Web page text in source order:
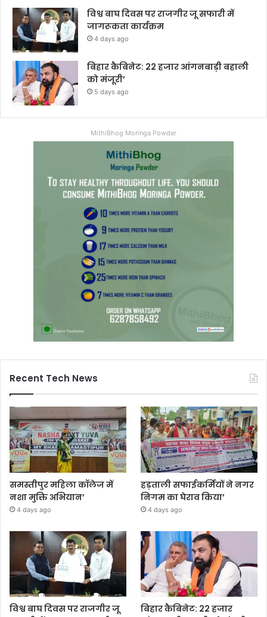
विश्व बाघ दिवस पर राजगीर जू सफारी में
जागरूकता कार्यक्रम
4 days ago
बिहार कैबिनेट: 22 हजार आंगनबाड़ी बहाली
को मंजूरी’
5 days ago
MithiBhog Moringa Powder
Recent Tech News
समस्तीपुर महिला कॉलेज में
नशा मुक्ति अभियान’
4 days ago
हड़ताली सफाईकर्मियों ने नगर
निगम का घेराव किया’
4 days ago
विश्व बाघ दिवस पर राजगीर जू
बिहार कैबिनेट: 22 हजार